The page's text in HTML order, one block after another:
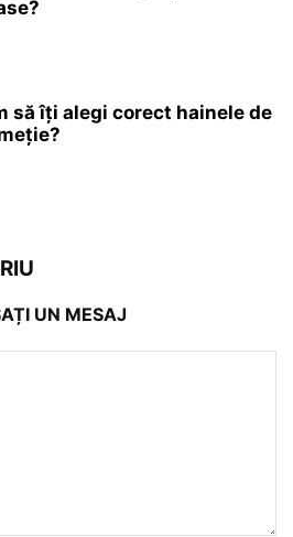
să îți alegi corect hainele de
UN MESAJ